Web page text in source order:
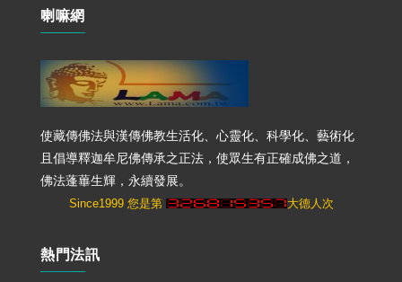
喇嘛網
使藏傳佛法與漢傳佛教生活化、心靈化、科學化、藝術化
且倡導釋迦牟尼佛傳承之正法，使眾生有正確成佛之道，
佛法蓬蓽生輝，永續發展。
Since1999 您是第 大德人次
熱門法訊